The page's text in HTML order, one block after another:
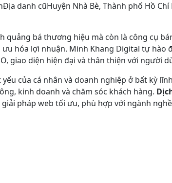
danh cũHuyện Nhà Bè, Thành phố Hồ
quảng bá thương hiệu mà còn là công cụ
hóa lợi nhuận. Minh Khang Digital tự hào
giao diện hiện đại và thân thiện với người
của cá nhân và doanh nghiệp ở bất kỳ
kinh doanh và chăm sóc khách hàng.
pháp web tối ưu, phù hợp với ngành